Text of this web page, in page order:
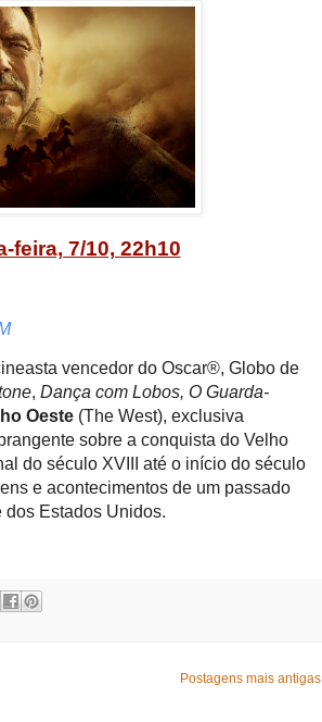
feira, 7/10, 22h10
vencedor do Oscar®, Globo de
, Dança com Lobos, O Guarda-
Oeste (The West), exclusiva
sobre a conquista do Velho
do século XVIII até o início do século
e acontecimentos de um passado
Estados Unidos.
Postagens mais antigas